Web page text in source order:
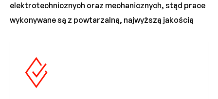
elektrotechnicznych oraz mechanicznych, stąd prace
wykonywane są z powtarzalną, najwyższą jakością